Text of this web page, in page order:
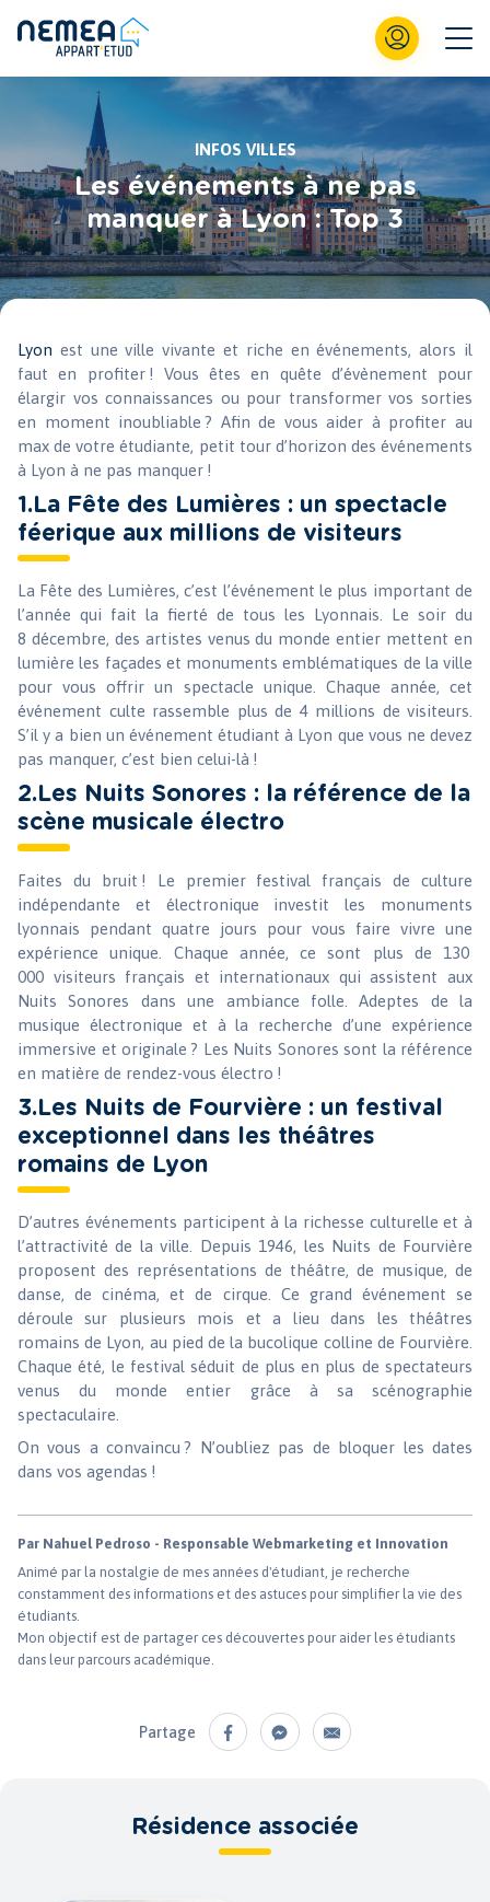
INFOS VILLES
Les événements à ne pas
manquer à Lyon : Top 3
Partage
Lyon est une ville vivante et riche en événements, alors il
faut en profiter ! Vous êtes en quête d’évènement pour
élargir vos connaissances ou pour transformer vos sorties
en moment inoubliable ? Afin de vous aider à profiter au
max de votre étudiante, petit tour d’horizon des événements
à Lyon à ne pas manquer !
1.La Fête des Lumières : un spectacle
féerique aux millions de visiteurs
La Fête des Lumières, c’est l’événement le plus important de
l’année qui fait la fierté de tous les Lyonnais. Le soir du
8 décembre, des artistes venus du monde entier mettent en
lumière les façades et monuments emblématiques de la ville
pour vous offrir un spectacle unique. Chaque année, cet
événement culte rassemble plus de 4 millions de visiteurs.
S’il y a bien un événement étudiant à Lyon que vous ne devez
pas manquer, c’est bien celui-là !
2.Les Nuits Sonores : la référence de la
scène musicale électro
Faites du bruit ! Le premier festival français de culture
indépendante et électronique investit les monuments
lyonnais pendant quatre jours pour vous faire vivre une
expérience unique. Chaque année, ce sont plus de 130
000 visiteurs français et internationaux qui assistent aux
Nuits Sonores dans une ambiance folle. Adeptes de la
musique électronique et à la recherche d’une expérience
immersive et originale ? Les Nuits Sonores sont la référence
en matière de rendez-vous électro !
3.Les Nuits de Fourvière : un festival
exceptionnel dans les théâtres
romains de Lyon
D’autres événements participent à la richesse culturelle et à
l’attractivité de la ville. Depuis 1946, les Nuits de Fourvière
proposent des représentations de théâtre, de musique, de
danse, de cinéma, et de cirque. Ce grand événement se
déroule sur plusieurs mois et a lieu dans les théâtres
romains de Lyon, au pied de la bucolique colline de Fourvière.
Chaque été, le festival séduit de plus en plus de spectateurs
venus du monde entier grâce à sa scénographie
spectaculaire.
On vous a convaincu ? N’oubliez pas de bloquer les dates
dans vos agendas !
Par Nahuel Pedroso - Responsable Webmarketing et Innovation
Animé par la nostalgie de mes années d'étudiant, je recherche
constamment des informations et des astuces pour simplifier la vie des
étudiants.
Mon objectif est de partager ces découvertes pour aider les étudiants
dans leur parcours académique.
Résidence associée